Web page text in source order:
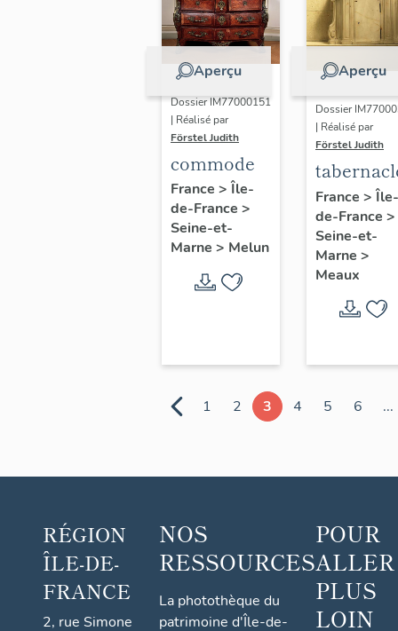
Aperçu
Dossier IM77000151
| Réalisé par
Förstel Judith
commode
France > Île-
de-France >
Seine-et-
Marne > Melun
Aperçu
Dossier
| Réalisé par
Förstel Judith
France > Île-
de-France >
Seine-et-
Marne >
Meaux
1 2 3 4 5 6 ...
RÉGION
ÎLE-DE-
FRANCE
2, rue Simone
NOS
RESSOURCES
La photothèque du
patrimoine d'Île-de-
POUR
ALLER
PLUS
LOIN